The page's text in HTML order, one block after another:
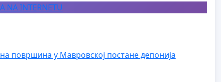
NA INTERNETU
површина у Мавровској постане депонија